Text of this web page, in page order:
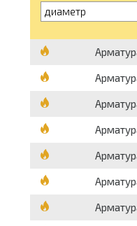
диаметр